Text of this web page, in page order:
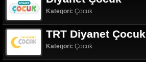
Kategori: Çocuk
TRT Diyanet Çocuk
Kategori: Çocuk